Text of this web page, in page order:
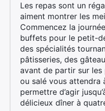
Les repas sont un
aiment montrer les
Commencez la
buffets pour le petit-
des spécialités
pâtisseries, des
avant de partir sur les
ou salé vous
permettre d’agir
délicieux dîner à